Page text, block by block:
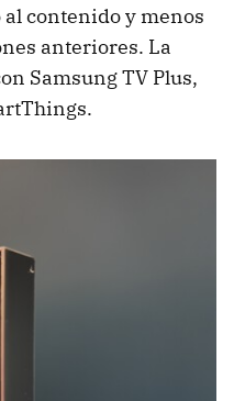
contenido y menos
anteriores. La
Samsung TV Plus,